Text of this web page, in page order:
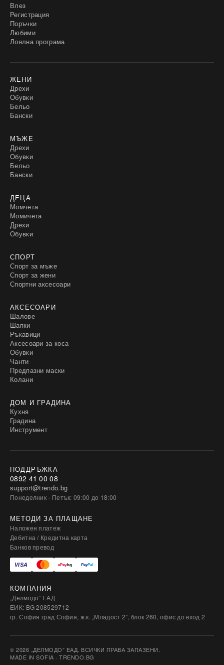
Влез
Регистрация
Поръчки
Любими
Лоялна програма
ЖЕНИ
Дрехи
Обувки
Бельо
Бански
МЪЖЕ
Дрехи
Обувки
Бельо
Бански
ДЕЦА
Момчета
Момичета
Дрехи
Обувки
СПОРТ
Спорт за мъже
Спорт за жени
Спортни аксесоари
АКСЕСОАРИ
Шалове
Шапки
Ръкавици
Аксесоари за коса
Обувки
Чанти
Предпазни маски
Колани
ДОМ И ГРАДИНА
Кухня
Градина
Инструмент
ПОДДРЪЖКА
0892 41 00 08
support@trendo.bg
Понеделник - Петък: 09:00 до 18:00
МЕТОДИ ЗА ПЛАЩАНЕ
Наложен платеж
Дебитна / Кредитна карта
Банков превод
КОМПАНИЯ
„Делмодо” ЕАД
ЕИК: BG 208529712
гр. София град София, ж.к. „Младост 2”, блок 260, офис до вход 2
© 2026 „ДЕЛМОДО” ЕАД. ВСИЧКИ ПРАВА ЗАПАЗЕНИ.
MADE IN SOFIA · TRENDO.BG